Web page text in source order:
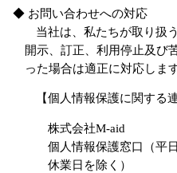
◆ お問い合わせへの対応
当社は、私たちが取り扱
開示、訂正、利用停止及び
った場合は適正に対応します
【個人情報保護に関する
株式会社M-aid
個人情報保護窓口（平
休業日を除く）